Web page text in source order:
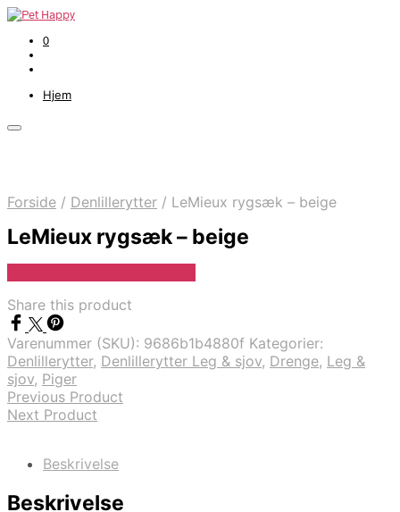
0
Hjem
Forside / Denlillerytter / LeMieux rygsæk – beige
LeMieux rygsæk – beige
Share this product
Varenummer (SKU): 9686b1b4880f Kategorier:
Denlillerytter, Denlillerytter Leg & sjov, Drenge, Leg &
sjov, Piger
Previous Product
Next Product
Beskrivelse
Beskrivelse